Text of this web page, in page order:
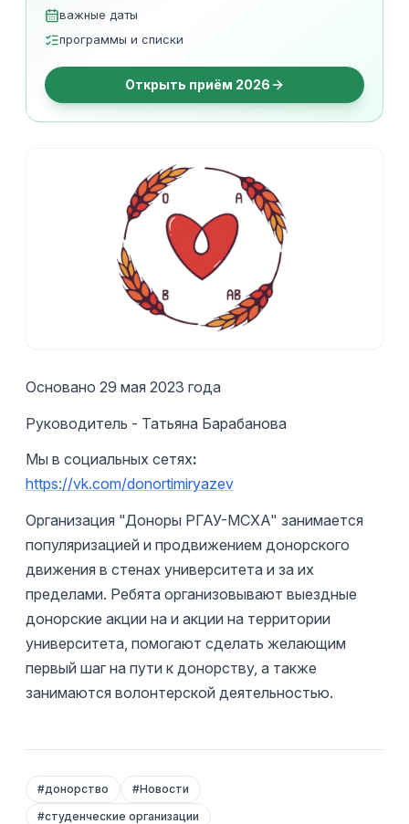
важные даты
программы и списки
Открыть приём 2026
Основано 29 мая 2023 года
Руководитель - Татьяна Барабанова
Мы в социальных сетях:
https://vk.com/donortimiryazev
Организация "Доноры РГАУ-МСХА" занимается
популяризацией и продвижением донорского
движения в стенах университета и за их
пределами. Ребята организовывают выездные
донорские акции на и акции на территории
университета, помогают сделать желающим
первый шаг на пути к донорству, а также
занимаются волонтерской деятельностью.
#донорство #Новости
#студенческие организации